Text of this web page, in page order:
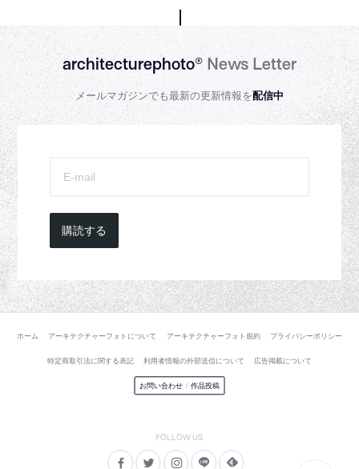
architecturephoto®News Letter
メールマガジンでも最新の更新情報を配信中
購読する
ホーム アーキテクチャーフォトについて アーキテクチャーフォト規約 プライバシーポリシー
特定商取引法に関する表記 利用者情報の外部送信について 広告掲載について
お問い合わせ / 作品投稿